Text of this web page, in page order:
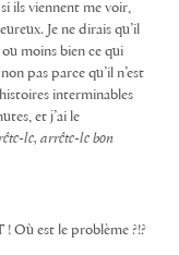
ils viennent me voir,
Je ne dirais qu’il
moins bien ce qui
pas parce qu’il n’est
interminables
et j’ai le
le, arrête-le bon
! Où est le problème ?!?